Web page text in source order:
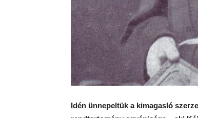
Idén ünnepeltük a kimagasló